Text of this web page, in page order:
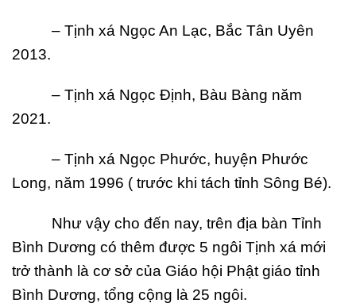
– Tịnh xá Ngọc An Lạc, Bắc Tân Uyên
2013.
– Tịnh xá Ngọc Định, Bàu Bàng năm
2021.
– Tịnh xá Ngọc Phước, huyện Phước
Long, năm 1996 ( trước khi tách tỉnh Sông Bé).
Như vậy cho đến nay, trên địa bàn Tỉnh
Bình Dương có thêm được 5 ngôi Tịnh xá mới
trở thành là cơ sở của Giáo hội Phật giáo tỉnh
Bình Dương, tổng cộng là 25 ngôi.